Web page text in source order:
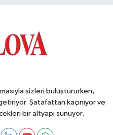
sizleri buluştururken,
Şatafattan kaçınıyor ve
bir altyapı sunuyor.